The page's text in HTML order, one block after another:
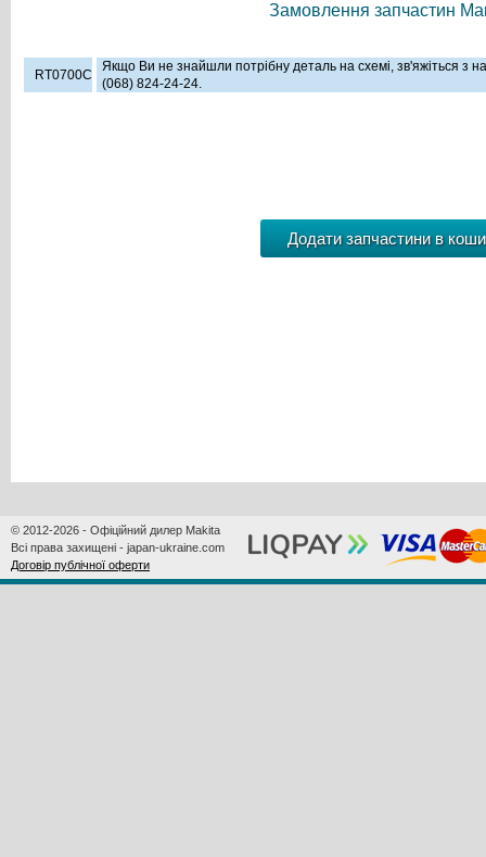
Замовлення запчастин
RT0700C
Якщо Ви не знайшли потрібну деталь на схемі, зв'яжіться з
(068) 824-24-24.
© 2012-2026 - Офіційний дилер Makita
Всі права захищені - japan-ukraine.com
Договір публічної оферти